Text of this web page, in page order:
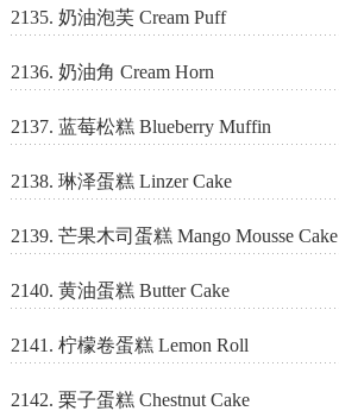
2135. 奶油泡芙 Cream Puff
2136. 奶油角 Cream Horn
2137. 蓝莓松糕 Blueberry Muffin
2138. 琳泽蛋糕 Linzer Cake
2139. 芒果木司蛋糕 Mango Mousse Cake
2140. 黄油蛋糕 Butter Cake
2141. 柠檬卷蛋糕 Lemon Roll
2142. 栗子蛋糕 Chestnut Cake